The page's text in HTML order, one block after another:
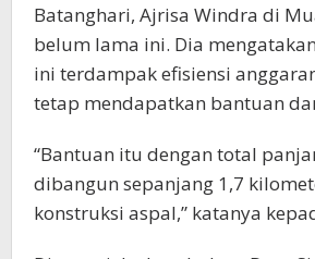
Batanghari, Ajrisa Windra di
belum lama ini. Dia
ini terdampak efisiensi
tetap mendapatkan bantuan
“Bantuan itu dengan total
dibangun sepanjang 1,7
konstruksi aspal,” katanya